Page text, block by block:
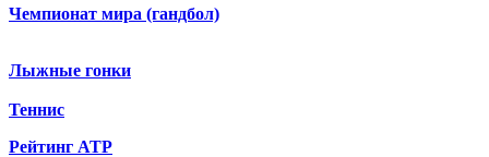
Чемпионат мира (гандбол)
Лыжные гонки
Теннис
Рейтинг ATP